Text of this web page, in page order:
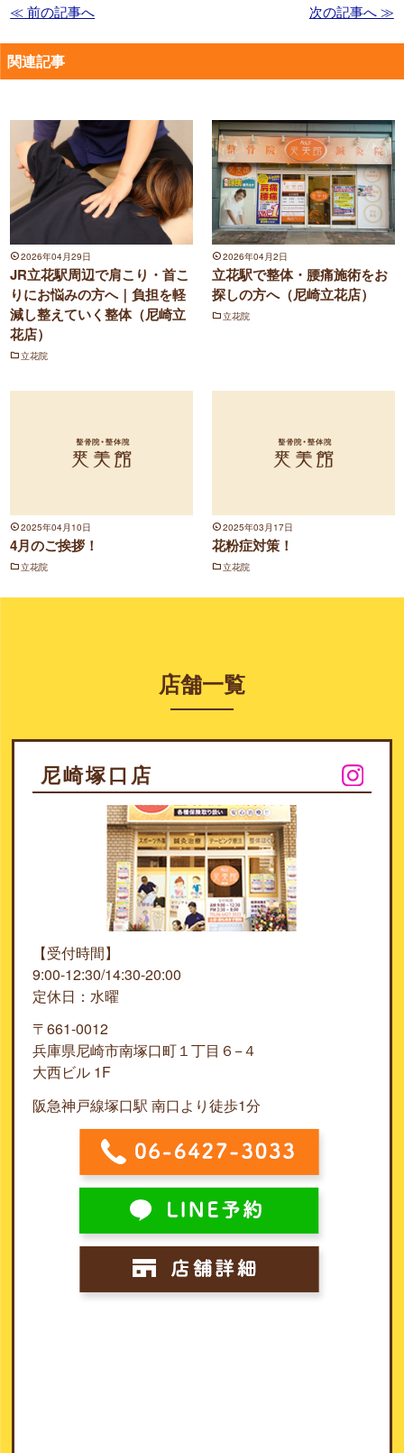
≪ 前の記事へ 次の記事へ ≫
関連記事
2026年04月29日
JR立花駅周辺で肩こり・首こ
りにお悩みの方へ｜負担を軽
減し整えていく整体（尼崎立
花店）
立花院
2026年04月2日
立花駅で整体・腰痛施術をお
探しの方へ（尼崎立花店）
立花院
2025年04月10日
4月のご挨拶！
立花院
2025年03月17日
花粉症対策！
立花院
店舗一覧
尼崎塚口店
【受付時間】
9:00-12:30/14:30-20:00
定休日：水曜
〒661-0012
兵庫県尼崎市南塚口町１丁目６−４
大西ビル 1F
阪急神戸線塚口駅 南口より徒歩1分